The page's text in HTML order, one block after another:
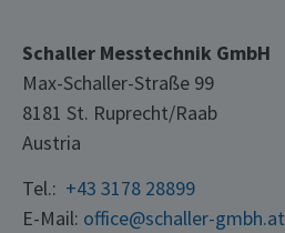
Schaller Messtechnik GmbH
Max-Schaller-Straße 99
8181 St. Ruprecht/Raab
Austria
Tel.: +43 3178 28899
E-Mail: office@schaller-gmbh.at